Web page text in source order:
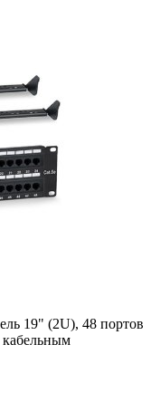
19" (2U), 48 портов
кабельным